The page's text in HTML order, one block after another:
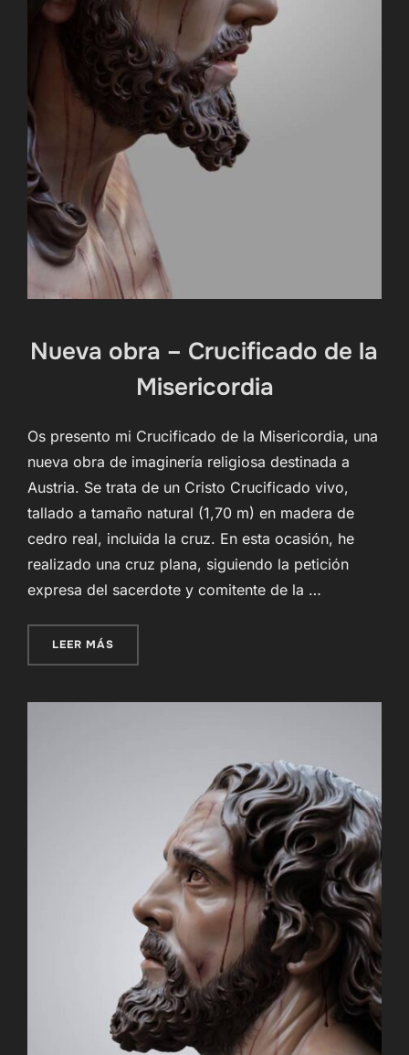
Nueva obra – Crucificado de la
Misericordia
Os presento mi Crucificado de la Misericordia, una
nueva obra de imaginería religiosa destinada a
Austria. Se trata de un Cristo Crucificado vivo,
tallado a tamaño natural (1,70 m) en madera de
cedro real, incluida la cruz. En esta ocasión, he
realizado una cruz plana, siguiendo la petición
expresa del sacerdote y comitente de la …
LEER MÁS